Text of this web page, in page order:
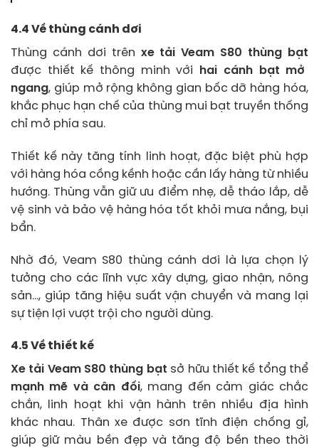
4.4 Về thùng cánh dơi
Thùng cánh dơi trên xe tải Veam S80 thùng bạt
được thiết kế thông minh với
hai cánh bạt mở
ngang, giúp mở rộng không gian bốc dỡ hàng hóa,
khắc phục hạn chế của thùng mui bạt truyền thống
chỉ mở phía sau.
Thiết kế này tăng tính linh hoạt, đặc biệt phù hợp
với hàng hóa cồng kềnh hoặc cần lấy hàng từ nhiều
hướng. Thùng vẫn giữ ưu điểm nhẹ, dễ tháo lắp, dễ
vệ sinh và bảo vệ hàng hóa tốt khỏi mưa nắng, bụi
bẩn.
Nhờ đó, Veam S80 thùng cánh dơi là lựa chọn lý
tưởng cho các lĩnh vực xây dựng, giao nhận, nông
sản…, giúp tăng hiệu suất vận chuyển và mang lại
sự tiện lợi vượt trội cho người dùng.
4.5 Về thiết kế
Xe tải Veam S80 thùng bạt sở hữu thiết kế tổng thể
mạnh mẽ và cân đối, mang đến cảm giác chắc
chắn, linh hoạt khi vận hành trên nhiều địa hình
khác nhau. Thân xe được sơn tĩnh điện chống gỉ,
giúp giữ màu bền đẹp và tăng độ bền theo thời